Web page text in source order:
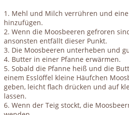
1. Mehl und Milch verrühren und eine
hinzufügen.
2. Wenn die Moosbeeren gefroren
ansonsten entfällt dieser Punkt.
3. Die Moosbeeren unterheben und
4. Butter in einer Pfanne erwärmen.
5. Sobald die Pfanne heiß und die
einem Esslöffel kleine Häufchen
geben, leicht flach drücken und auf
lassen.
6. Wenn der Teig stockt, die